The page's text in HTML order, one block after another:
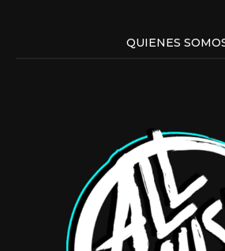
QUIENES